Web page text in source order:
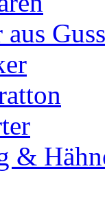
&